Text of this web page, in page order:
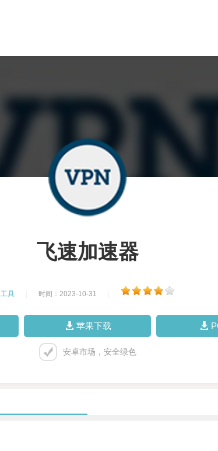
飞速加速器
工具 时间：2023-10-31
苹果下载
安卓市场，安全绿色